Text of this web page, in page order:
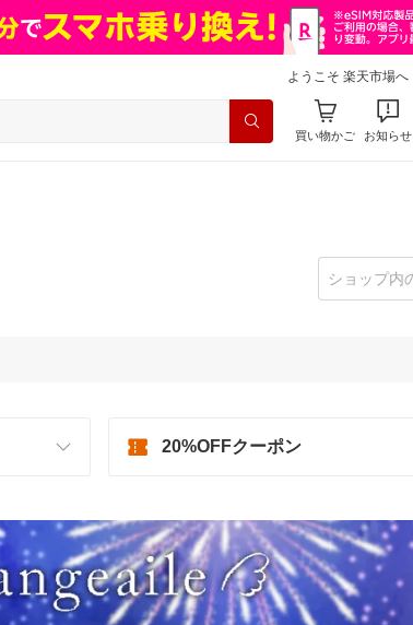
ようこそ 楽天市場へ
買い物かご お知らせ
20%OFFクーポン